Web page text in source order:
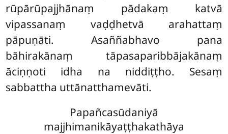
rūpārūpajjhānaṃ pādakaṃ katvā
vipassanaṃ vaḍḍhetvā arahattaṃ
pāpuṇāti. Asaññabhavo pana
bāhirakānaṃ tāpasaparibbājakānaṃ
āciṇṇoti idha na niddiṭṭho. Sesaṃ
sabbattha uttānatthamevāti.
Papañcasūdaniyā
majjhimanikāyaṭṭhakathāya